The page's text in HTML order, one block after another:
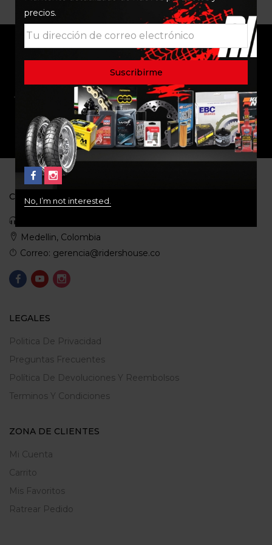
precios.
No, I’m not interested.
ENVÍO RAPIDO Y
SOPORTE COMUNIDAD
CONTACTO
Medellin, Colombia
Correo: gerencia@ridershouse.co
LEGALES
Politica De Privacidad
Preguntas Frecuentes
Política De Devoluciones Y Reembolsos
Terminos Y Condiciones
ZONA DE CLIENTES
Mi Cuenta
Carrito
Mis Favoritos
Ratrear Pedido